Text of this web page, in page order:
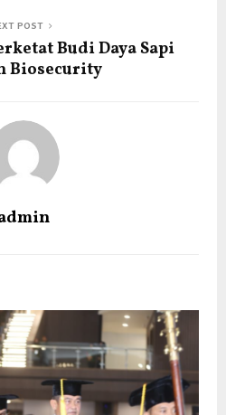
POST
Budi Daya Sapi
Biosecurity